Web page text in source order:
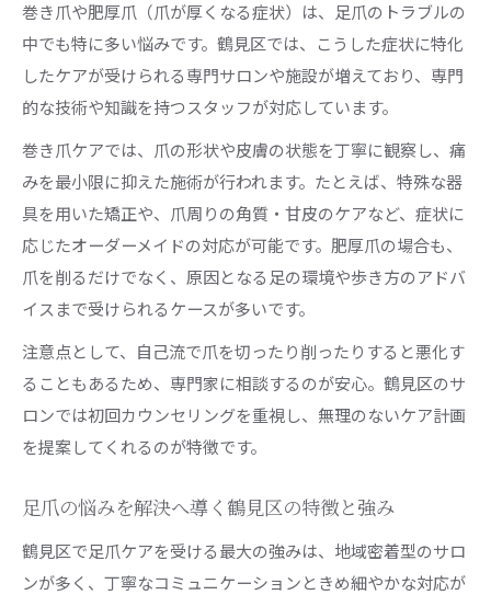
健やかな足爪を保つためのポイント解説
自爪を強くする鶴見区のケア実践例
正しい足爪ケアで歩きやすさが向上する理由
歩行トラブルを防ぐ足爪のお手入れポイント
足爪ケア習慣で叶える理想の歩行バランス
足爪を整えて日常生活を快適に過ごす方法
巻き爪や肥厚爪（爪が厚くなる症状）は、足爪のトラブルの
中でも特に多い悩みです。鶴見区では、こうした症状に特化
したケアが受けられる専門サロンや施設が増えており、専門
的な技術や知識を持つスタッフが対応しています。
巻き爪ケアでは、爪の形状や皮膚の状態を丁寧に観察し、痛
みを最小限に抑えた施術が行われます。たとえば、特殊な器
具を用いた矯正や、爪周りの角質・甘皮のケアなど、症状に
応じたオーダーメイドの対応が可能です。肥厚爪の場合も、
爪を削るだけでなく、原因となる足の環境や歩き方のアドバ
イスまで受けられるケースが多いです。
注意点として、自己流で爪を切ったり削ったりすると悪化す
ることもあるため、専門家に相談するのが安心。鶴見区のサ
ロンでは初回カウンセリングを重視し、無理のないケア計画
を提案してくれるのが特徴です。
足爪の悩みを解決へ導く鶴見区の特徴と強み
鶴見区で足爪ケアを受ける最大の強みは、地域密着型のサロ
ンが多く、丁寧なコミュニケーションときめ細やかな対応が